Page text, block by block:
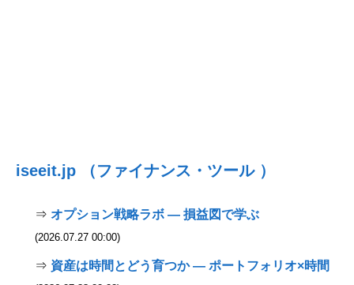
iseeit.jp （ファイナンス・ツール ）
⇒ オプション戦略ラボ — 損益図で学ぶ
(2026.07.27 00:00)
⇒ 資産は時間とどう育つか — ポートフォリオ×時間